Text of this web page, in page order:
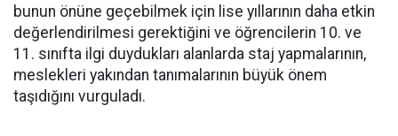
bunun önüne geçebilmek için lise yıllarının daha etkin
değerlendirilmesi gerektiğini ve öğrencilerin 10. ve
11. sınıfta ilgi duydukları alanlarda staj yapmalarının,
meslekleri yakından tanımalarının büyük önem
taşıdığını vurguladı.